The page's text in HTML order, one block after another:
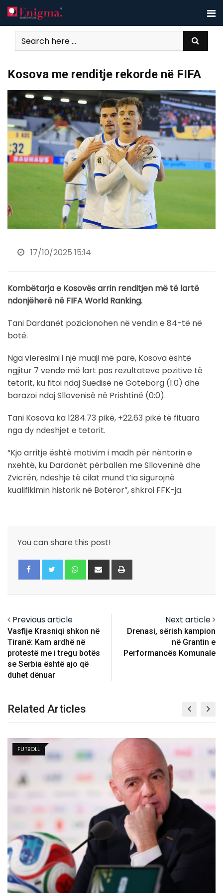
Skip
to
content
Kosova me renditje rekorde në FIFA
17/10/2025 15:14
Kombëtarja e Kosovës arrin renditjen më të lartë
ndonjëherë në FIFA World Ranking.
Tani Dardanët pozicionohen në vendin e 84-të në
botë.
Nga vlerësimi i një muaji më parë, Kosova është
ngjitur 7 vende më lart pas rezultateve pozitive të
tetorit, ku fitoi ndaj Suedisë në Goteborg (1:0) dhe
barazoi ndaj Sllovenisë në Prishtinë (0:0).
Tani Kosova ka 1284.73 pikë, +22.63 pikë të fituara
nga dy ndeshjet e tetorit.
“Kjo arritje është motivim i madh për nëntorin e
nxehtë, ku Dardanët përballen me Slloveninë dhe
Zvicrën, ndeshje të cilat mund t’ia sigurojnë
kualifikimin historik në Botëror”, shkroi FFK-ja.
You can share this post!
Whatsapp
Share
via
Previous article
Vasfije Krasniqi shkon në
Tiranë: Kam ardhë në
protestë me i tregu botës
se Serbia është ajo që
duhet dënuar
Next article
Drenasi, sërish kampion
në Grantin e
Performancës Komunale
Related Articles
BALLINA 5